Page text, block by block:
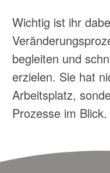
Wichtig ist ihr
begleiten und
erzielen. Sie hat
Arbeitsplatz,
Prozesse im Blick.